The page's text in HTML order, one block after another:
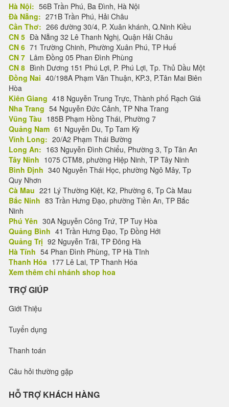
Hà Nội: 56B Trần Phú, Ba Đình, Hà Nội
Đà Nẵng: 271B Trần Phú, Hải Châu
Cần Thơ: 266 đường 30/4, P. Xuân khánh, Q.Ninh Kiều
CN 5 Đà Nẵng 32 Lê Thanh Nghị, Quận Hải Châu
CN 6 71 Trường Chinh, Phường Xuân Phú, TP Huế
CN 7 Lâm Đồng 05 Phan Đình Phùng
CN 8 Bình Dương 151 Phú Lợi, P. Phú Lợi, Tp. Thủ Dầu Một
Đồng Nai 40/198A Phạm Văn Thuận, KP.3, P.Tân Mai Biên
Hòa
Kiên Giang 418 Nguyễn Trung Trực, Thành phố Rạch Giá
Nha Trang 54 Nguyễn Đức Cảnh, TP Nha Trang
Vũng Tàu 185B Phạm Hồng Thái, Phường 7
Quảng Nam 61 Nguyễn Du, Tp Tam Kỳ
Vĩnh Long: 20/A2 Phạm Thái Bường
Long An: 163 Nguyễn Đình Chiểu, Phường 3, Tp Tân An
Tây Ninh 1075 CTM8, phường Hiệp Ninh, TP Tây Ninh
Bình Định 340 Nguyễn Thái Học, phường Ngô Mây, Tp
Quy Nhơn
Cà Mau 221 Lý Thường Kiệt, K2, Phường 6, Tp Cà Mau
Bắc Ninh 83 Trần Hưng Đạo, phường Tiền An, TP Bắc
Ninh
Phú Yên 30A Nguyễn Công Trứ, TP Tuy Hòa
Quảng Bình 41 Trần Hưng Đạo, Tp Đồng Hới
Quảng Trị 92 Nguyễn Trãi, TP Đông Hà
Hà Tĩnh 54 Phan Đình Phùng, TP Hà Tĩnh
Thanh Hóa 177 Lê Lai, TP Thanh Hóa
Xem thêm chi nhánh shop hoa
TRỢ GIÚP
Giới Thiệu
Tuyển dụng
Thanh toán
Câu hỏi thường gặp
HỖ TRỢ KHÁCH HÀNG